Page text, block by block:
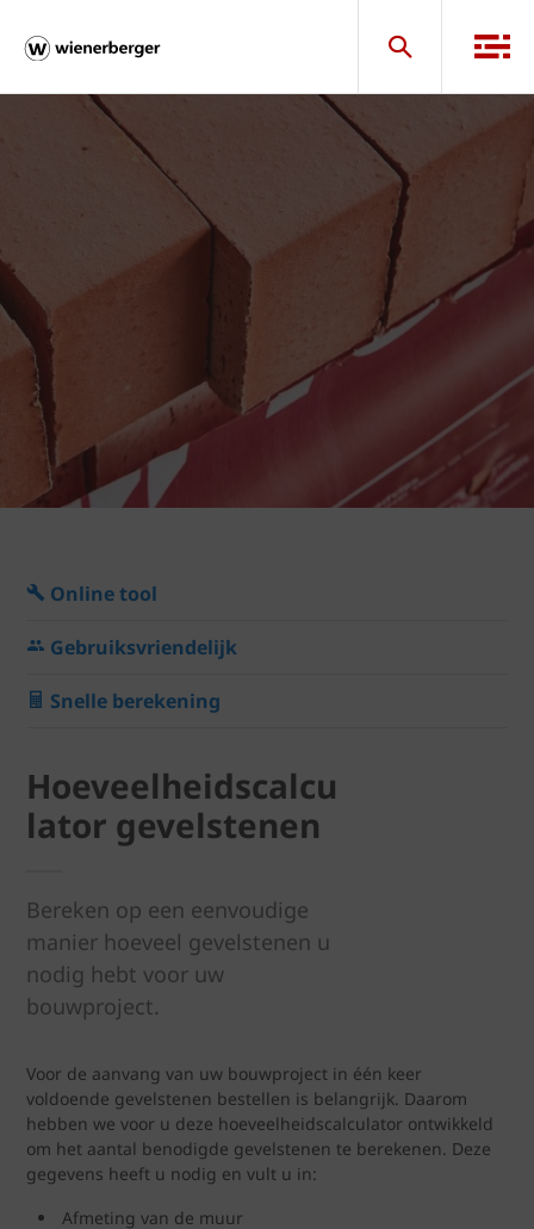
Online tool
Gebruiksvriendelijk
Snelle berekening
Hoeveelheidscalcu
lator gevelstenen
Bereken op een eenvoudige
manier hoeveel gevelstenen u
nodig hebt voor uw
bouwproject.
Voor de aanvang van uw bouwproject in één keer
voldoende gevelstenen bestellen is belangrijk. Daarom
hebben we voor u deze hoeveelheidscalculator ontwikkeld
om het aantal benodigde gevelstenen te berekenen. Deze
gegevens heeft u nodig en vult u in:
Afmeting van de muur